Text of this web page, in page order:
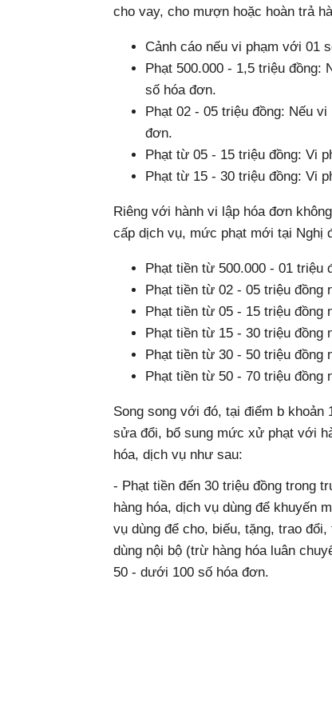
cho vay, cho mượn hoặc hoàn trả
Cảnh cáo nếu vi phạm với 01
Phạt 500.000 - 1,5 triệu đồng:
số hóa đơn.
Phạt 02 - 05 triệu đồng: Nếu
đơn.
Phạt từ 05 - 15 triệu đồng: Vi
Phạt từ 15 - 30 triệu đồng: Vi
Riêng với hành vi lập hóa đơn
cấp dịch vụ, mức phạt mới tại Nghị
Phạt tiền từ 500.000 - 01 triệu
Phạt tiền từ 02 - 05 triệu đồng
Phạt tiền từ 05 - 15 triệu đồng
Phạt tiền từ 15 - 30 triệu đồng
Phạt tiền từ 30 - 50 triệu đồng
Phạt tiền từ 50 - 70 triệu đồng
Song song với đó, tại điểm b
sửa đổi, bổ sung mức xử phạt với
hóa, dịch vụ như sau:
- Phạt tiền đến 30 triệu đồng trong
hàng hóa, dịch vụ dùng để khuyến
vụ dùng để cho, biếu, tặng, trao
dùng nội bộ (trừ hàng hóa luân
50 - dưới 100 số hóa đơn.